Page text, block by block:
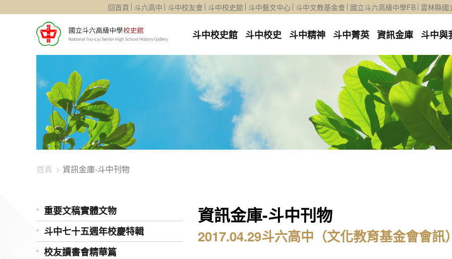
回首頁 斗六高中 斗中校友會 斗中校史館 斗中藝文中心 斗中文教基金會 國立斗六高級中學FB 雲林縣國
斗中校史館 斗中校史 斗中精神 斗中菁英 資訊金庫 斗中與
首頁 資訊金庫-斗中刊物
重要文稿實體文物
斗中七十五週年校慶特輯
校友讀書會精華篇
資訊金庫-斗中刊物
2017.04.29斗六高中（文化教育基金會會訊